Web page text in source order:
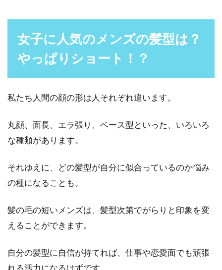
髪の毛の色を変えるヘアカラーは、イメージチ
ェンジするための手軽な方法です。しかし、い
ざカラーを決...
におすすめのカラーは？
おしゃれを楽しむメンズにとっては、髪型も重
ットする簡単な方法！
まくいくだけで、その日一日気分がいいもので
すよね。...
女子に人気のメンズの髪型は？
やっぱりショート！？
私たち人間の顔の形は人それぞれ違います。
丸顔、面長、エラ張り、ベース型といった、いろいろ
な種類があります。
それゆえに、どの髪型が自分に似合っているのか悩み
の種になることも。
髪の毛の短いメンズは、髪型次第でがらりと印象を変
えることができます。
自分の髪型に自信が持てれば、仕事や恋愛面でも頑張
れる活力になるはずです。